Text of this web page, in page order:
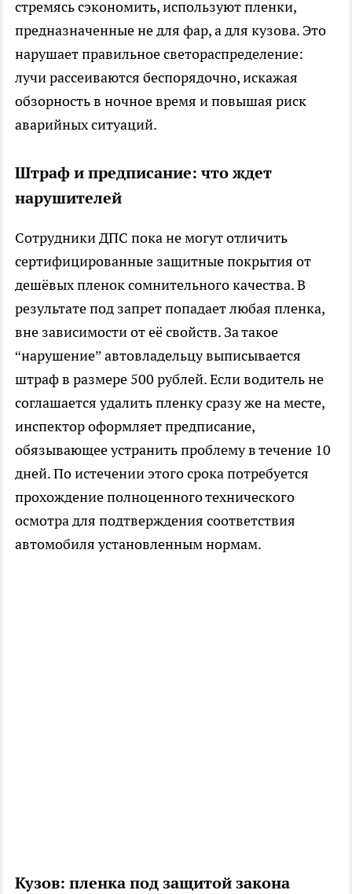
стремясь сэкономить, используют пленки,
предназначенные не для фар, а для кузова. Это
нарушает правильное светораспределение:
лучи рассеиваются беспорядочно, искажая
обзорность в ночное время и повышая риск
аварийных ситуаций.
Штраф и предписание: что ждет
нарушителей
Сотрудники ДПС пока не могут отличить
сертифицированные защитные покрытия от
дешёвых пленок сомнительного качества. В
результате под запрет попадает любая пленка,
вне зависимости от её свойств. За такое
“нарушение” автовладельцу выписывается
штраф в размере 500 рублей. Если водитель не
соглашается удалить пленку сразу же на месте,
инспектор оформляет предписание,
обязывающее устранить проблему в течение 10
дней. По истечении этого срока потребуется
прохождение полноценного технического
осмотра для подтверждения соответствия
автомобиля установленным нормам.
Кузов: пленка под защитой закона